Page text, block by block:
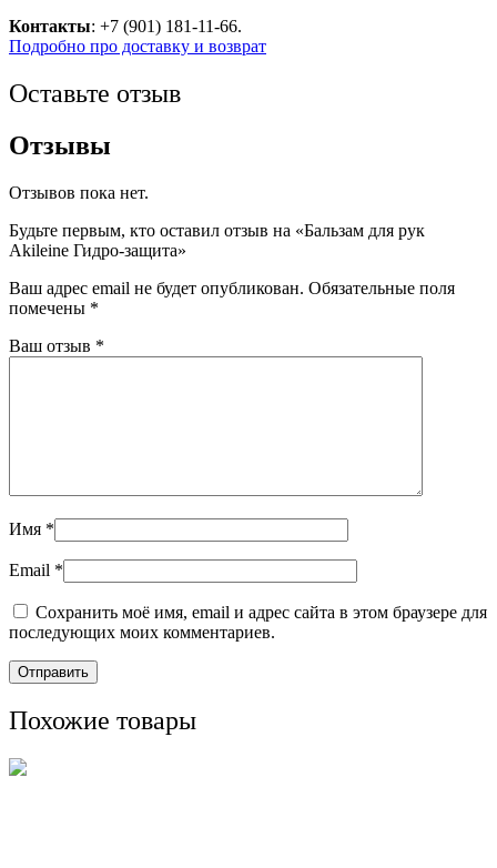
Контакты: +7 (901) 181-11-66.
Подробно про доставку и возврат
Оставьте отзыв
Отзывы
Отзывов пока нет.
Будьте первым, кто оставил отзыв на «Бальзам для рук
Akileine Гидро-защита»
Ваш адрес email не будет опубликован. Обязательные поля
помечены *
Ваш отзыв *
Имя *
Email *
Сохранить моё имя, email и адрес сайта в этом браузере для
последующих моих комментариев.
Похожие товары